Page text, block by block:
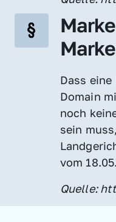
Dass
Domain
noch
sein
vom
Quelle: